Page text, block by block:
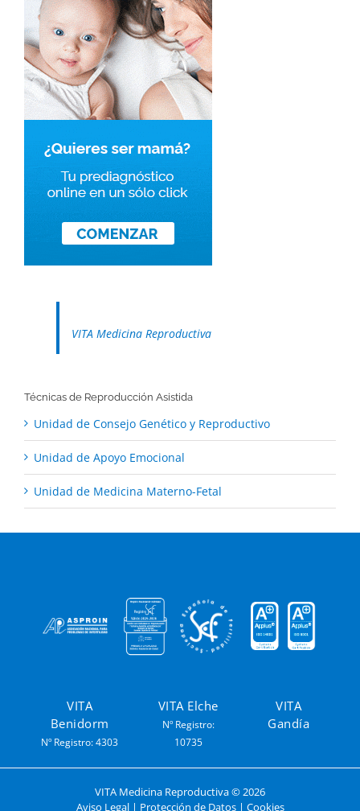
VITA Medicina Reproductiva
Técnicas de Reproducción Asistida
Unidad de Consejo Genético y Reproductivo
Unidad de Apoyo Emocional
Unidad de Medicina Materno-Fetal
VITA
Benidorm
Nº Registro: 4303
VITA Elche
Nº Registro:
10735
VITA
Gandía
VITA Medicina Reproductiva ©2026
Aviso Legal| Protección de Datos| Cookies